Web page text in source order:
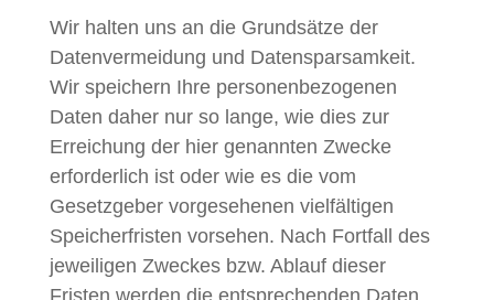
Wir halten uns an die Grundsätze der
Datenvermeidung und Datensparsamkeit.
Wir speichern Ihre personenbezogenen
Daten daher nur so lange, wie dies zur
Erreichung der hier genannten Zwecke
erforderlich ist oder wie es die vom
Gesetzgeber vorgesehenen vielfältigen
Speicherfristen vorsehen. Nach Fortfall des
jeweiligen Zweckes bzw. Ablauf dieser
Fristen werden die entsprechenden Daten